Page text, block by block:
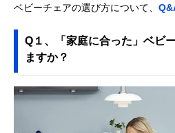
ベビーチェアの選び方について、
Q１、「家庭に合った」ベビ
ますか？